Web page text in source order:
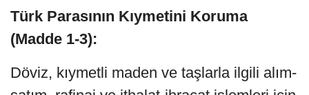
Türk Parasının Kıymetini Koruma
(Madde 1-3):
Döviz, kıymetli maden ve taşlarla ilgili alım-